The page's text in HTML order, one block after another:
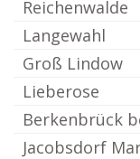
Reichenwalde
Langewahl
Groß Lindow
Lieberose
Berkenbrück
Jacobsdorf